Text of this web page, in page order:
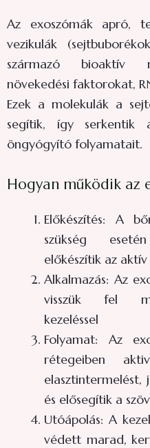
Az exoszómák apró,
vezikulák
származó bioaktív
növekedési faktorokat,
Ezek a molekulák a
segítik, így serkentik
öngyógyító folyamatait.
Hogyan működik az
Előkészítés: A
szükség
előkészítik az
Alkalmazás: Az
visszük fel
kezeléssel
Folyamat: Az
rétegeiben
elasztintermelést,
és elősegítik a
Utóápolás: A
védett marad,